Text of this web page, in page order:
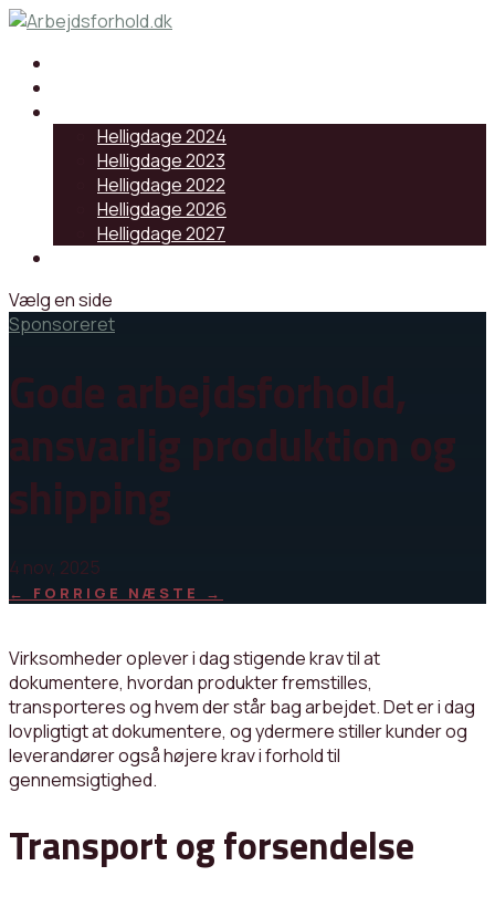
Helligdage 2024
Helligdage 2023
Helligdage 2022
Helligdage 2026
Helligdage 2027
Vælg en side
Sponsoreret
Gode arbejdsforhold,
ansvarlig produktion og
shipping
4 nov, 2025
← FORRIGE NÆSTE →
Virksomheder oplever i dag stigende krav til at
dokumentere, hvordan produkter fremstilles,
transporteres og hvem der står bag arbejdet. Det er i dag
lovpligtigt at dokumentere, og ydermere stiller kunder og
leverandører også højere krav i forhold til
gennemsigtighed.
Transport og forsendelse